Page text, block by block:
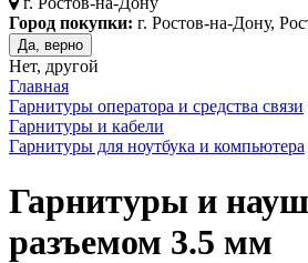
Город покупки: г. Ростов-на-Дону,
Да, верно
Нет, другой
Главная
Гарнитуры оператора и средства связи
Гарнитуры и кабели
Гарнитуры для ноутбука и компьютера
Гарнитуры и
разъемом 3.5 мм